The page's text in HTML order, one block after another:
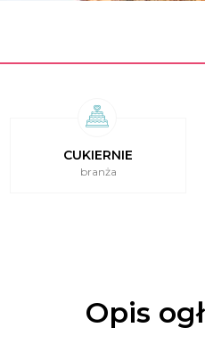
CUKIERNIE
branża
Opis